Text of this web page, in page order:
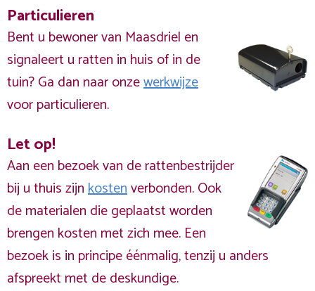
Particulieren
Bent u bewoner van Maasdriel en
signaleert u ratten in huis of in de
tuin? Ga dan naar onzewerkwijze
voor particulieren.
Let op!
Aan een bezoek van de rattenbestrijder
bij u thuis zijnkostenverbonden. Ook
de materialen die geplaatst worden
brengen kosten met zich mee. Een
bezoek is in principe éénmalig, tenzij u anders
afspreekt met de deskundige.